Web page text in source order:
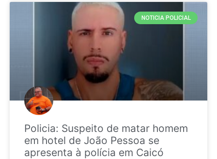
NOTICIA POLICIAL
Policia: Suspeito de matar homem
em hotel de João Pessoa se
apresenta à polícia em Caicó